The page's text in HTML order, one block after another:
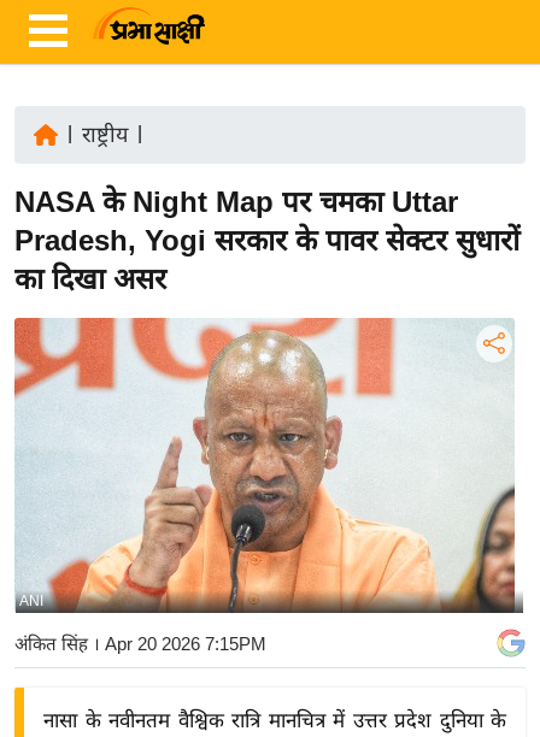
ज़ा
ख
र
रा
ष्ट्री
य
बि
ज़
ने
राष्ट्रीय|
NASA के Night Map पर चमका Uttar
Pradesh, Yogi सरकार के पावर सेक्टर सुधारों
का दिखा असर
ANI
अंकित सिंह। Apr 20 2026 7:15PM
नासा के नवीनतम वैश्विक रात्रि मानचित्र में उत्तर प्रदेश दुनिया के